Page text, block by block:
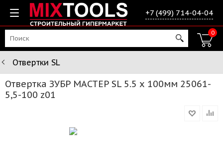
+7 (499) 714-04-04
0
Отвертки SL
Отвертка ЗУБР МАСТЕР SL 5.5 х 100мм 25061-
5,5-100 z01